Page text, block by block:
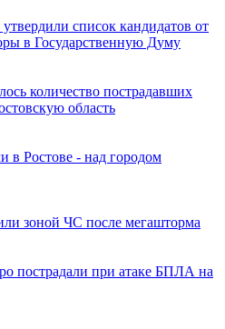
список кандидатов от
в Государственную Думу
количество пострадавших
область
Ростове - над городом
зоной ЧС после мегашторма
пострадали при атаке БПЛА на